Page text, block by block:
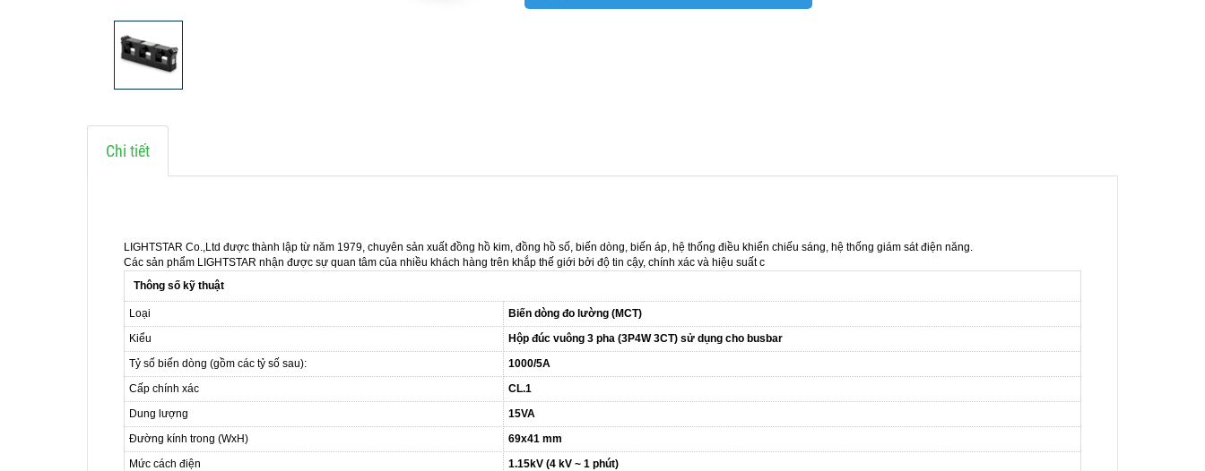
Chi tiết
LIGHTSTAR Co.,Ltd được thành lập từ năm 1979, chuyên sản xuất đồng hồ kim, đồng hồ số, biến dòng, biến áp, hệ thống điều khiển chiếu sáng, hệ thống giám sát điện năng.
Các sản phẩm LIGHTSTAR nhận được sự quan tâm của nhiều khách hàng trên khắp thế giới bởi độ tin cậy, chính xác và hiệu suất c
Thông số kỹ thuật
Loại
Biến dòng đo lường (MCT)
Kiểu
Hộp đúc vuông 3 pha (3P4W 3CT) sử dụng cho busbar
Tỷ số biến dòng (gồm các tỷ số sau):
1000/5A
Cấp chính xác
CL.1
Dung lượng
15VA
Đường kính trong (WxH)
69x41 mm
Mức cách điện
1.15kV (4 kV ~ 1 phút)